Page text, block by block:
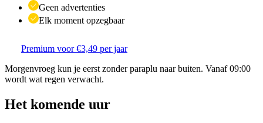
Geen advertenties
Elk moment opzegbaar
Premium voor €3,49 per jaar
Morgenvroeg kun je eerst zonder paraplu naar buiten. Vanaf 09:00
wordt wat regen verwacht.
Het komende uur